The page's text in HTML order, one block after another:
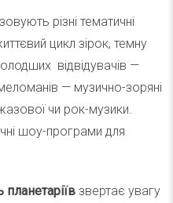
різні тематичні
цикл зірок, темну
відвідувачів —
— музично-зоряні
чи рок-музики.
шоу-програми для
звертає увагу